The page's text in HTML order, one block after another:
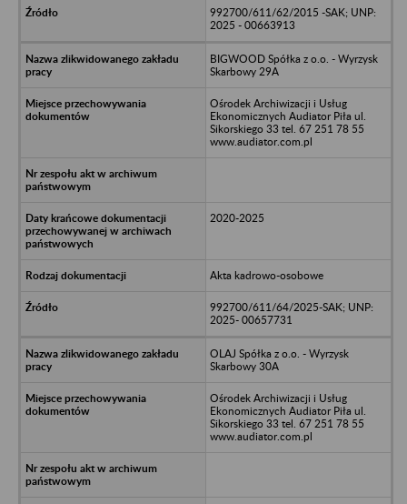
992700/611/62/2015 -SAK; UNP:
2025 - 00663913
BIGWOOD Spółka z o.o. - Wyrzysk
Skarbowy 29A
Ośrodek Archiwizacji i Usług
Ekonomicznych Audiator Piła ul.
Sikorskiego 33 tel. 67 251 78 55
www.audiator.com.pl
2020-2025
Akta kadrowo-osobowe
992700/611/64/2025-SAK; UNP:
2025- 00657731
OLAJ Spółka z o.o. - Wyrzysk
Skarbowy 30A
Ośrodek Archiwizacji i Usług
Ekonomicznych Audiator Piła ul.
Sikorskiego 33 tel. 67 251 78 55
www.audiator.com.pl